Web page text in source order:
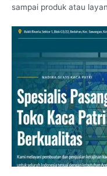
sampai produk atau